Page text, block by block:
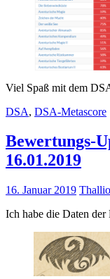
Viel Spaß mit dem
DSA, DSA-Metascore
Bewertungs-
16.01.2019
16. Januar 2019
Ich habe die Daten